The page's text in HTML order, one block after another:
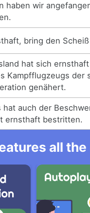
haben wir
bring den
hat sich
Kampfflugzeugs der
genähert.
hat auch der
ernsthaft bestritten.
all